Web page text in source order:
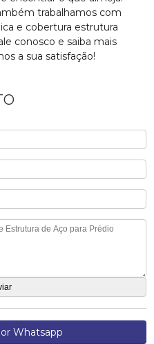
trabalhamos com
e cobertura estrutura
conosco e saiba mais
a sua satisfação!
Whatsapp